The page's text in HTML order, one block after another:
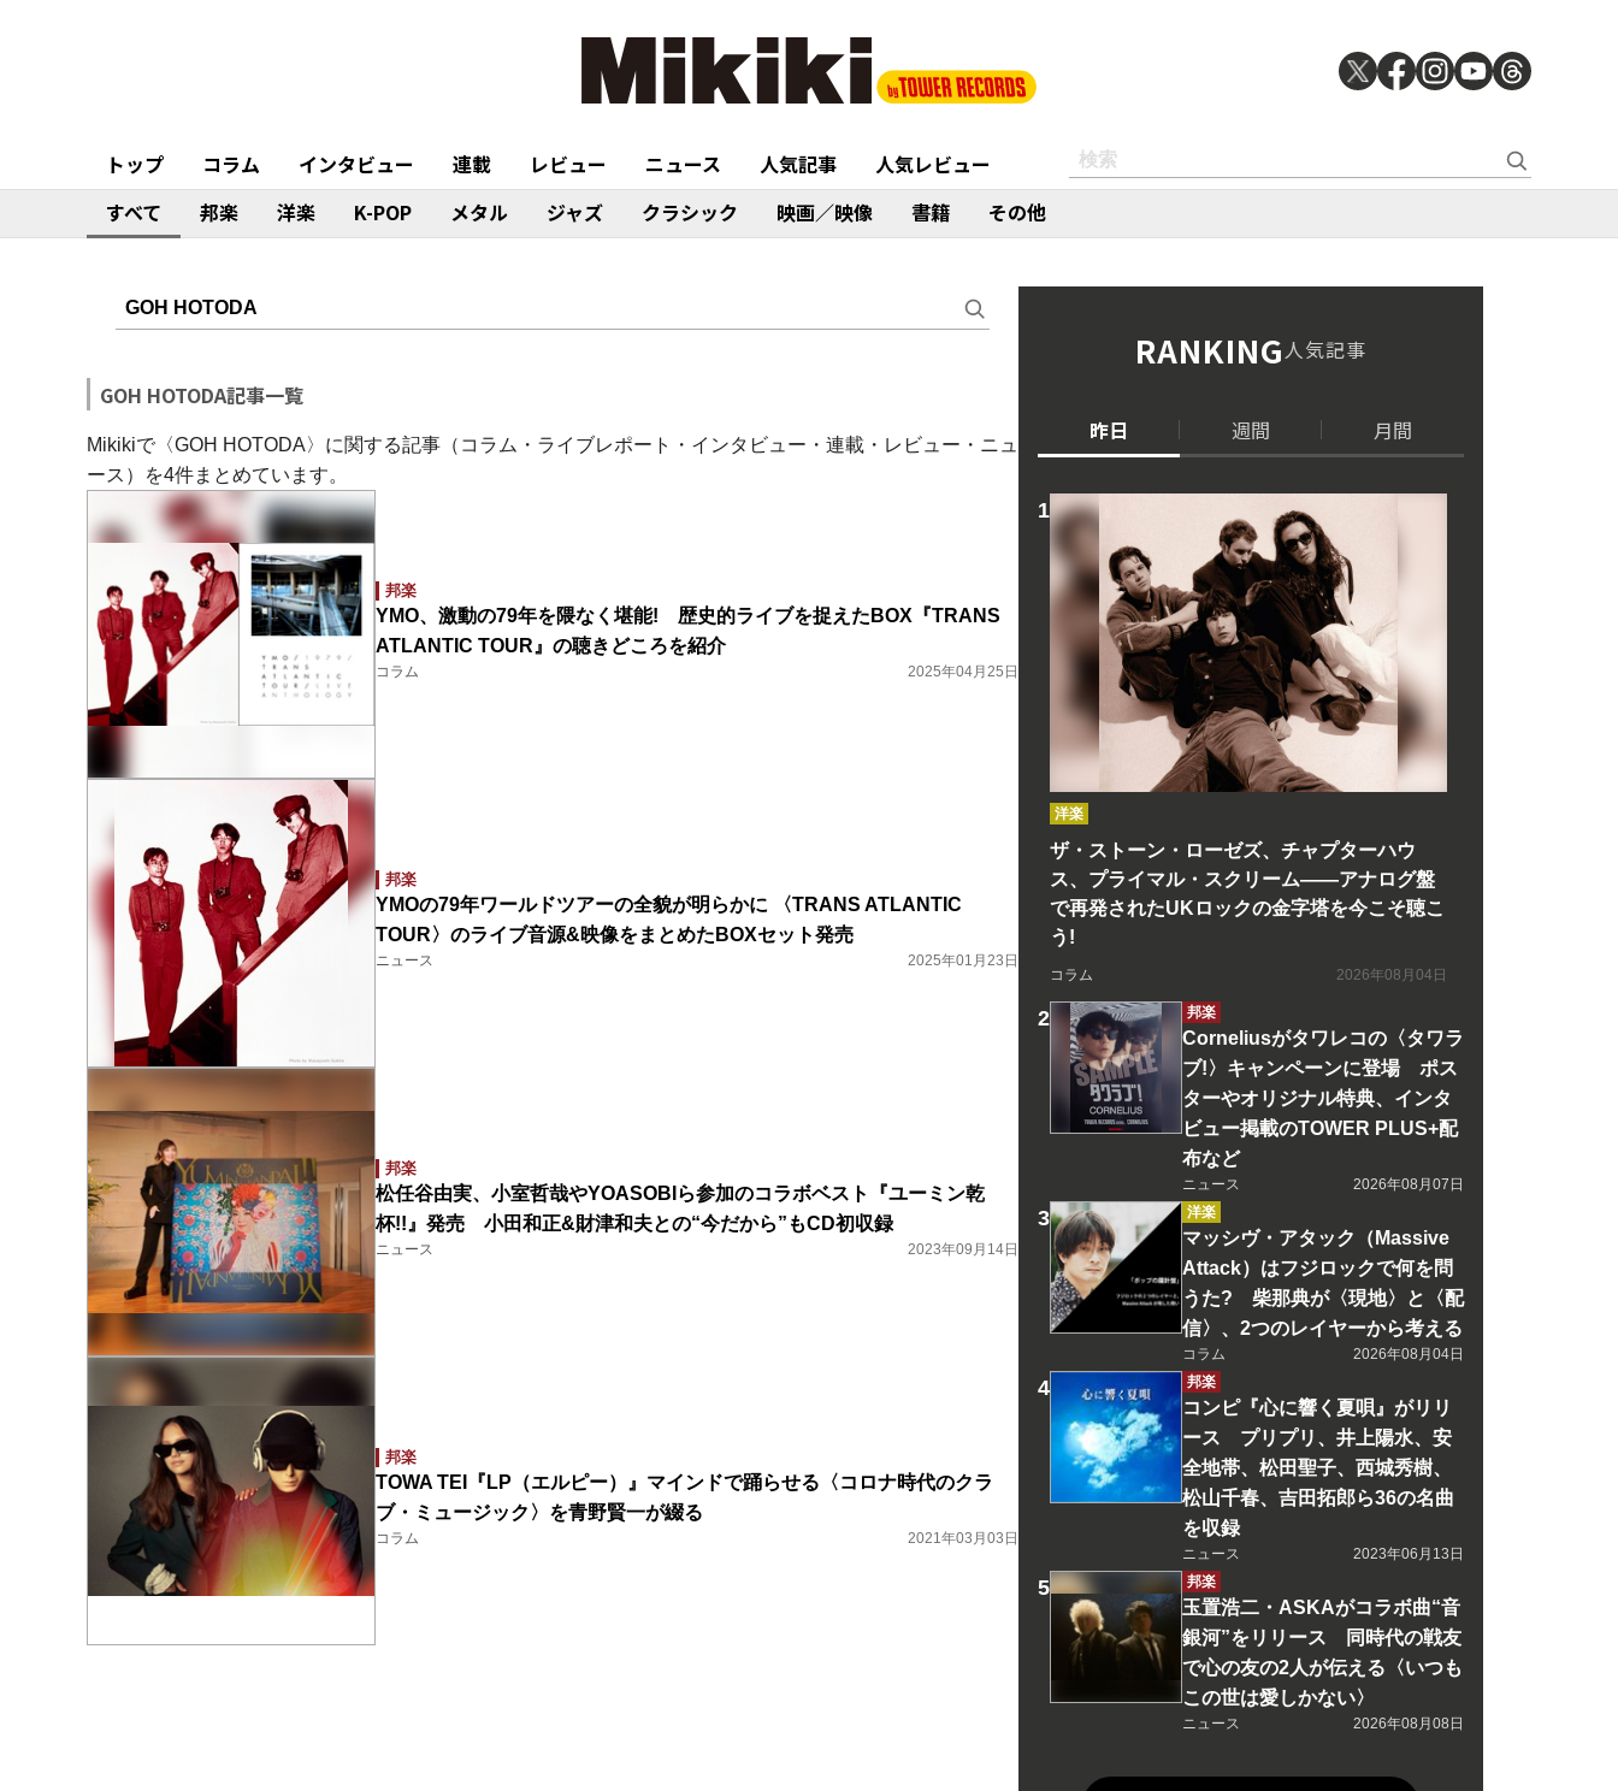
トップ コラム インタビュー 連載 レビュー ニュース 人気記事
人気レビュー
すべて
邦楽 洋楽 K-POP メタル ジャズ クラシック 映画／映像 書籍 その他
GOH HOTODA記事一覧
Mikikiで〈GOH HOTODA〉に関する記事（コラム・ライブレポート・インタビュー・連載・レビュー・ニュ
ース）を4件まとめています。
邦楽
YMO、激動の79年を隈なく堪能! 歴史的ライブを捉えたBOX『TRANS
ATLANTIC TOUR』の聴きどころを紹介
コラム 2025年04月25日
邦楽
YMOの79年ワールドツアーの全貌が明らかに 〈TRANS ATLANTIC
TOUR〉のライブ音源&映像をまとめたBOXセット発売
ニュース 2025年01月23日
邦楽
松任谷由実、小室哲哉やYOASOBIら参加のコラボベスト『ユーミン乾
杯!!』発売 小田和正&財津和夫との“今だから”もCD初収録
ニュース 2023年09月14日
邦楽
TOWA TEI『LP（エルピー）』マインドで踊らせる〈コロナ時代のクラ
ブ・ミュージック〉を青野賢一が綴る
コラム 2021年03月03日
RANKING人気記事
昨日 週間 月間
洋楽
ザ・ストーン・ローゼズ、チャプターハウ
ス、プライマル・スクリーム――アナログ盤
で再発されたUKロックの金字塔を今こそ聴こ
う!
コラム 2026年08月04日
邦楽
Corneliusがタワレコの〈タワラ
ブ!〉キャンペーンに登場 ポス
ターやオリジナル特典、インタ
ビュー掲載のTOWER PLUS+配
布など
ニュース
2026年08月07日
洋楽
マッシヴ・アタック（Massive
Attack）はフジロックで何を問
うた? 柴那典が〈現地〉と〈配
信〉、2つのレイヤーから考える
コラム
2026年08月04日
邦楽
コンピ『心に響く夏唄』がリリ
ース プリプリ、井上陽水、安
全地帯、松田聖子、西城秀樹、
松山千春、吉田拓郎ら36の名曲
を収録
ニュース
2023年06月13日
邦楽
玉置浩二・ASKAがコラボ曲“音
銀河”をリリース 同時代の戦友
で心の友の2人が伝える〈いつも
この世は愛しかない〉
ニュース 2026年08月08日